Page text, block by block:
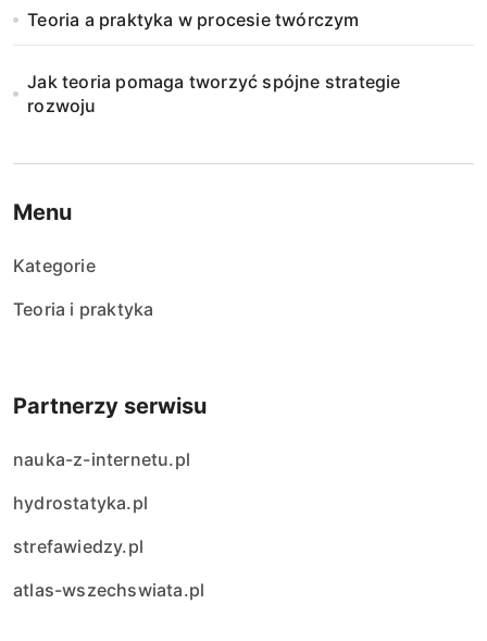
Teoria a praktyka w procesie twórczym
Jak teoria pomaga tworzyć spójne strategie
rozwoju
Menu
Kategorie
Teoria i praktyka
Partnerzy serwisu
nauka-z-internetu.pl
hydrostatyka.pl
strefawiedzy.pl
atlas-wszechswiata.pl